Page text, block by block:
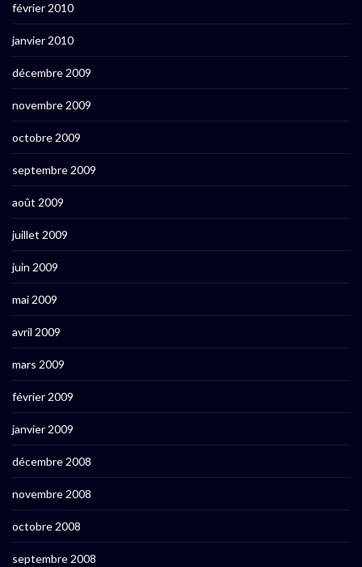
février 2010
janvier 2010
décembre 2009
novembre 2009
octobre 2009
septembre 2009
août 2009
juillet 2009
juin 2009
mai 2009
avril 2009
mars 2009
février 2009
janvier 2009
décembre 2008
novembre 2008
octobre 2008
septembre 2008